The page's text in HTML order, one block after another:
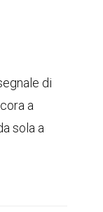
di
a
sola a